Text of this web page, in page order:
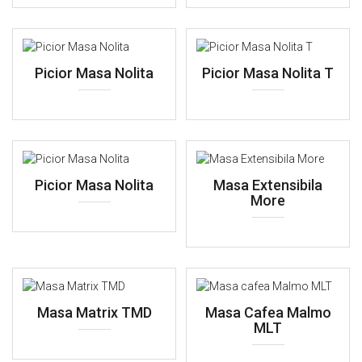
Picior Masa Nolita Picior Masa Nolita T
Picior Masa Nolita
Masa Extensibila
More
Masa Matrix TMD
Masa Cafea Malmo
MLT